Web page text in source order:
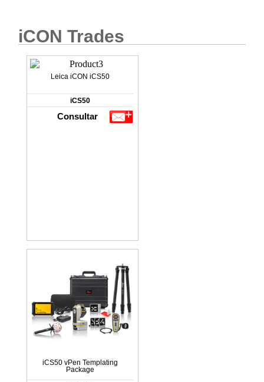
iCON Trades
Leica iCON iCS50
iCS50
Consultar
iCS50 vPen Templating
Package